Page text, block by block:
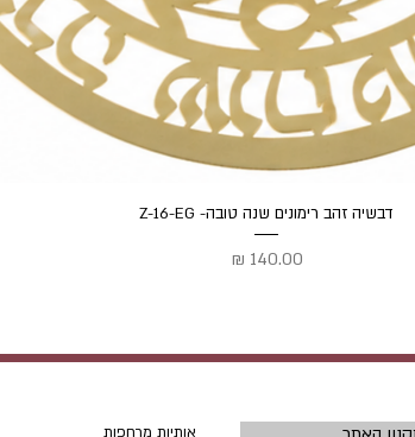
תצוגה מהירה
דבשיה זהב רימונים שנה טובה- Z-16-EG
מחיר
אותיות מרחפות